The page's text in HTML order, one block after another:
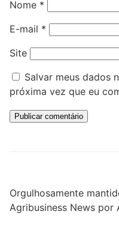
Nome *
E-mail *
Site
Salvar meus dados
próxima vez que eu
Orgulhosamente
Agribusiness News por